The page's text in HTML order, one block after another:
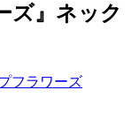
ズ』ネック